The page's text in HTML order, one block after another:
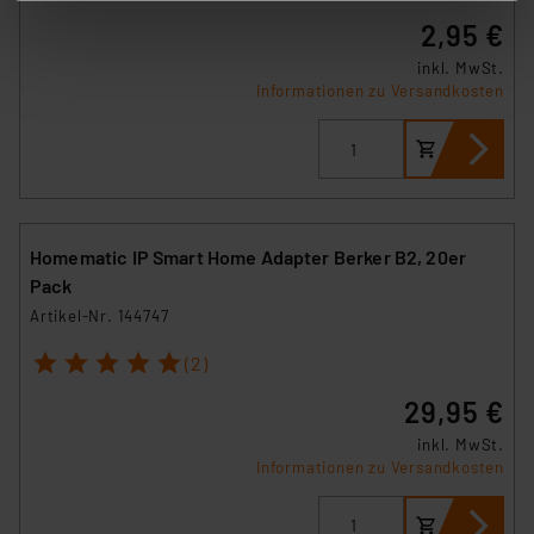
Informationen auf Ihrem gerät (§25 Abs.1 TTDSG) sowie
der anschließenden Weiterverarbeitung für die
ausgewählten Verarbeitungszwecke (Art. 6 Abs.1a DSG-
VO) zu. Eine detaillierte Auflistung der einzelnen
können die Verwendung nicht notwendiger Cookies
ablehnen oder ihr ganz oder teilweise zustimmen. Ihre
Die Rechtmäßigkeit der Speicherung, Abrufung und
Analyse bis zum Zeitpunkt des Widerrufs bleibt hiervon
unberührt. Ihre Browser-Einstellungen können dazu
führen, dass die Einstellungen nicht längerfristig
gespeichert werden und dieses Banner erneut
2,95 €
inkl. MwSt.
Informationen zu Versandkosten
Homematic IP Smart Home Adapter Berker B2, 20er
Pack
Artikel-Nr. 144747
1 2 3 4 5 (2)
29,95 €
inkl. MwSt.
Informationen zu Versandkosten